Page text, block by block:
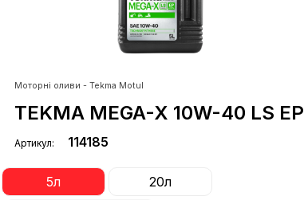
Моторні оливи - Tekma Motul
TEKMA MEGA-X 10W-40 LS EP
Артикул: 114185
5л 20л